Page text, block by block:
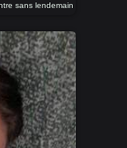
sans lendemain